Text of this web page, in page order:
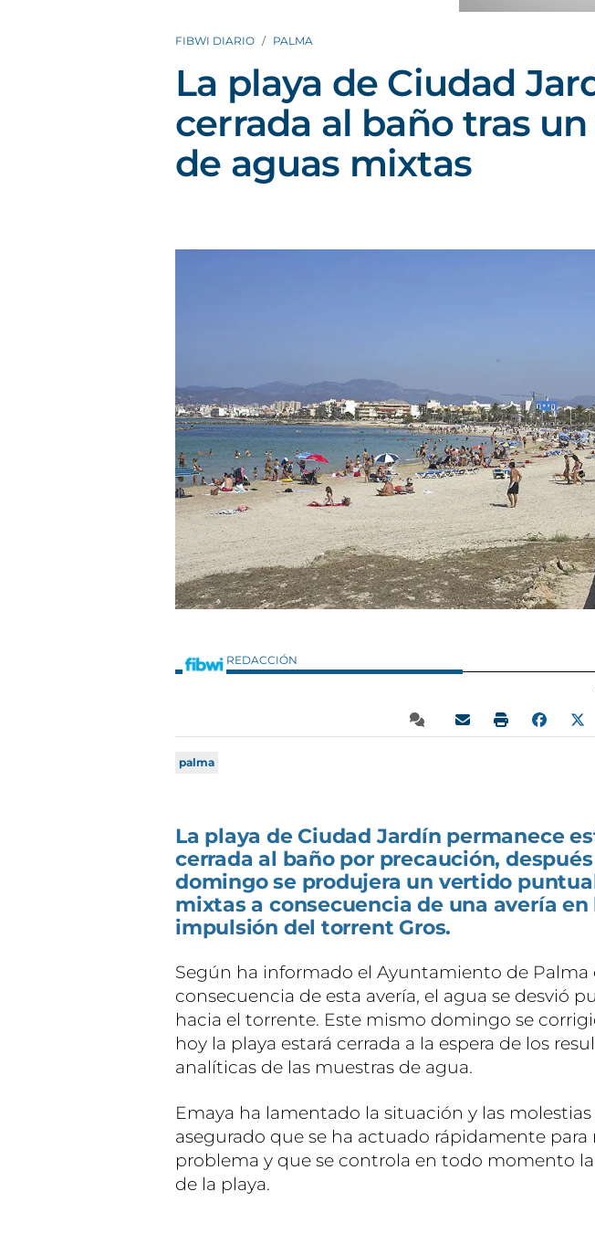
FIBWI DIARIO PALMA
La playa de Ciudad
cerrada al baño tras
de aguas mixtas
REDACCIÓN
palma
La playa de Ciudad Jardín permanece
cerrada al baño por precaución,
domingo se produjera un vertido
mixtas a consecuencia de una avería
impulsión del torrent Gros.
Según ha informado el Ayuntamiento de Palma
consecuencia de esta avería, el agua se desvió
hacia el torrente. Este mismo domingo se
hoy la playa estará cerrada a la espera de los
analíticas de las muestras de agua.
Emaya ha lamentado la situación y las molestias
asegurado que se ha actuado rápidamente para
problema y que se controla en todo momento
de la playa.